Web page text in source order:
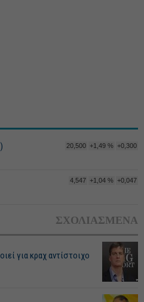
20,500 +1,49 % +0,300
4,547 +1,04 % +0,047
ΣΧΟΛΙΑΣΜΕΝΑ
για κραχ αντίστοιχο